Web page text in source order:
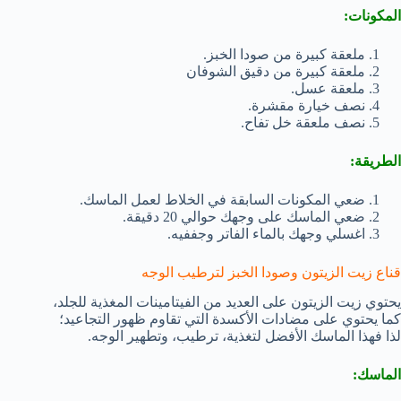
المكونات:
ملعقة كبيرة من صودا الخبز.
ملعقة كبيرة من دقيق الشوفان
ملعقة عسل.
نصف خيارة مقشرة.
نصف ملعقة خل تفاح.
الطريقة:
ضعي المكونات السابقة في الخلاط لعمل الماسك.
ضعي الماسك على وجهك حوالي 20 دقيقة.
اغسلي وجهك بالماء الفاتر وجففيه.
قناع زيت الزيتون وصودا الخبز لترطيب الوجه
يحتوي زيت الزيتون على العديد من الفيتامينات المغذية للجلد،
كما يحتوي على مضادات الأكسدة التي تقاوم ظهور التجاعيد؛
لذا فهذا الماسك الأفضل لتغذية، ترطيب، وتطهير الوجه.
الماسك: